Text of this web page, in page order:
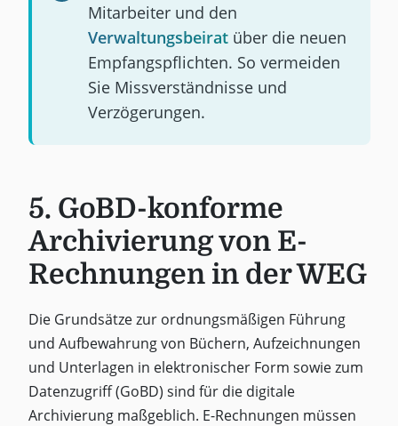
Mitarbeiter und den
Verwaltungsbeiratüber die neuen
Empfangspflichten. So vermeiden
Sie Missverständnisse und
Verzögerungen.
5. GoBD-konforme
Archivierung von E-
Rechnungen in der WEG
Die Grundsätze zur ordnungsmäßigen Führung
und Aufbewahrung von Büchern, Aufzeichnungen
und Unterlagen in elektronischer Form sowie zum
Datenzugriff (GoBD) sind für die digitale
Archivierung maßgeblich. E-Rechnungen müssen